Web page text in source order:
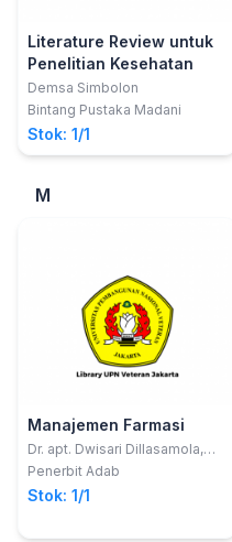
Literature Review untuk
Penelitian Kesehatan
Demsa Simbolon
Bintang Pustaka Madani
Stok: 1/1
M
Manajemen Farmasi
Dr. apt. Dwisari Dillasamola,
M.Farm.
Penerbit Adab
Stok: 1/1